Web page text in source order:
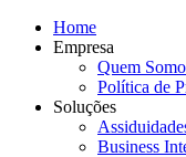
Home
Empresa
Quem
Política de
Soluções
Business